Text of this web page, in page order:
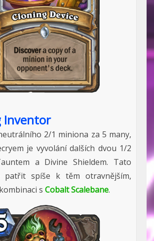
Inventor
2/1 miniona za 5 many,
je vyvolání dalších dvou 1/2
a Divine Shieldem. Tato
patřit spíše k těm otravnějším,
s Cobalt Scalebane.